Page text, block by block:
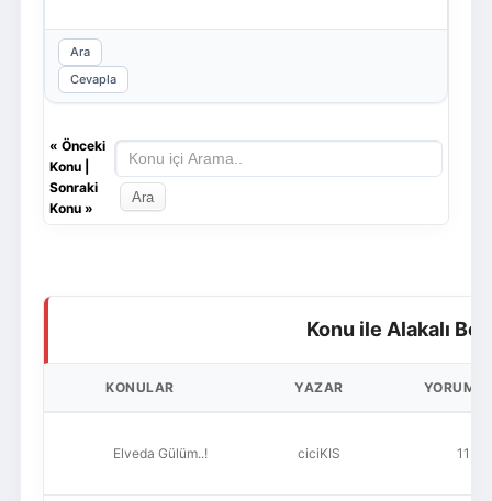
Ara
Cevapla
« Önceki
Konu|
Sonraki
Konu»
Konu ile Alakalı
KONULAR YAZAR
Elveda Gülüm..! ciciKIS 11